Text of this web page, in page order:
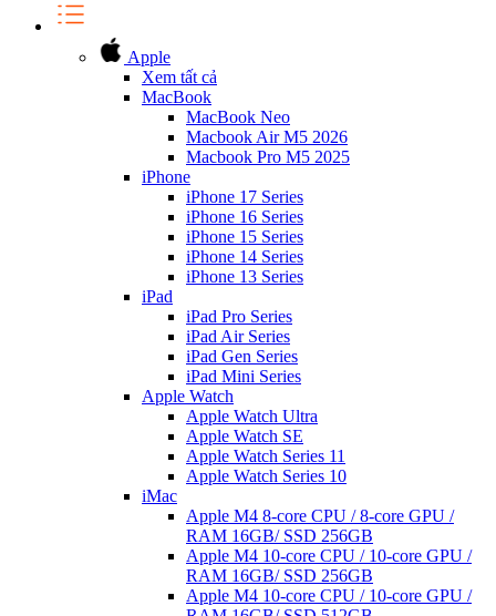
Apple
Xem tất cả
MacBook
MacBook Neo
Macbook Air M5 2026
Macbook Pro M5 2025
iPhone
iPhone 17 Series
iPhone 16 Series
iPhone 15 Series
iPhone 14 Series
iPhone 13 Series
iPad
iPad Pro Series
iPad Air Series
iPad Gen Series
iPad Mini Series
Apple Watch
Apple Watch Ultra
Apple Watch SE
Apple Watch Series 11
Apple Watch Series 10
iMac
Apple M4 8-core CPU / 8-core GPU /
RAM 16GB/ SSD 256GB
Apple M4 10-core CPU / 10-core GPU /
RAM 16GB/ SSD 256GB
Apple M4 10-core CPU / 10-core GPU /